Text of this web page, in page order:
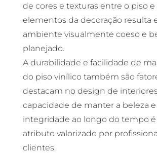
de cores e texturas entre o piso
elementos da decoração resulta
ambiente visualmente coeso e
planejado.
A durabilidade e facilidade de
do piso vinílico também são
destacam no design de
capacidade de manter a beleza e
integridade ao longo do tempo
atributo valorizado por
clientes.